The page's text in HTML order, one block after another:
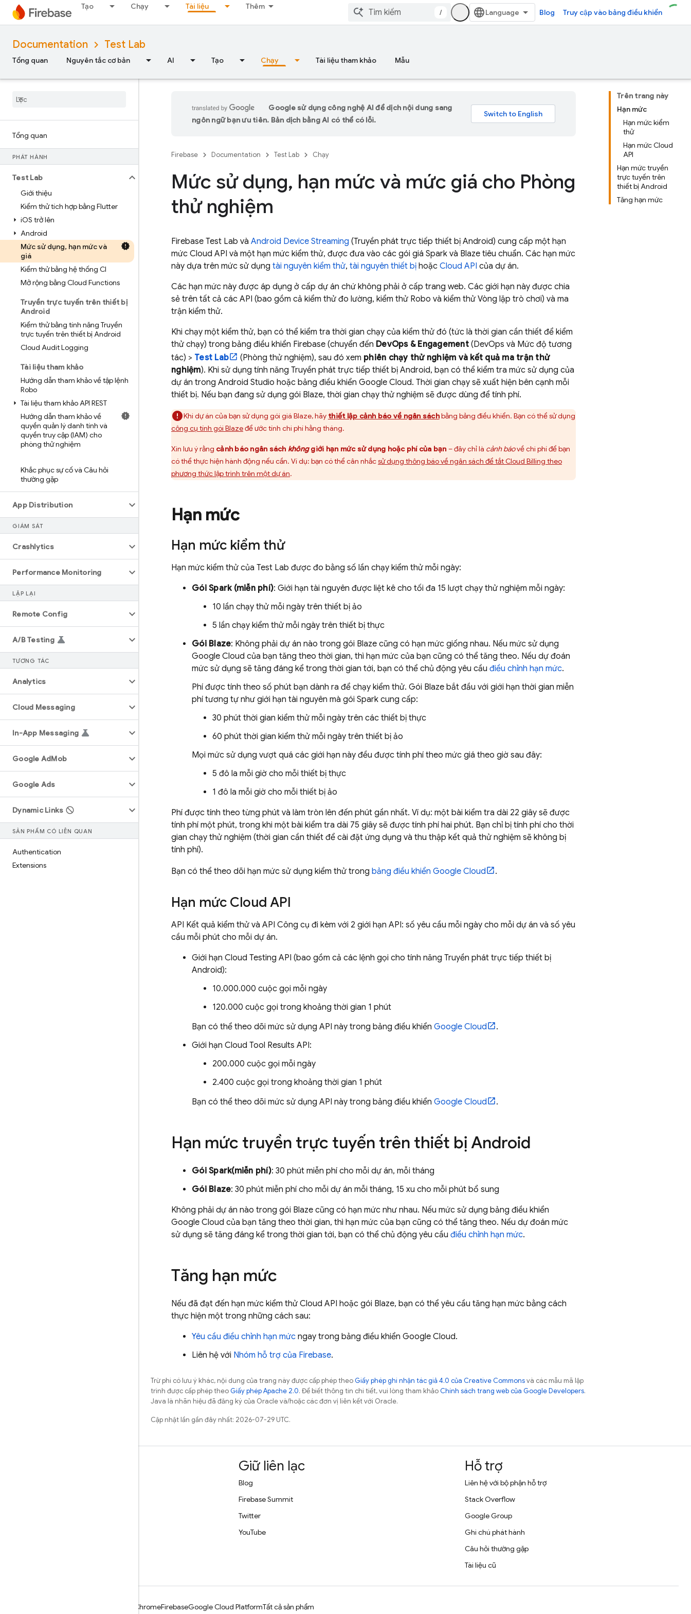
Tạo Chạy Tài liệu Thêm
/ Blog Truy cập vào bảng điều khiển
Documentation Test Lab
Tổng quan Nguyên tắc cơ bản AI Tạo Chạy Tài liệu tham khảo Mẫu
Tổng quan
PHÁT HÀNH
Test Lab
Giới thiệu
Kiểm thử tích hợp bằng Flutter
iOS trở lên
Android
Mức sử dụng, hạn mức và
giá
Kiểm thử bằng hệ thống CI
Mở rộng bằng Cloud Functions
Truyền trực tuyến trên thiết bị
Android
Kiểm thử bằng tính năng Truyền
trực tuyến trên thiết bị Android
Cloud Audit Logging
Tài liệu tham khảo
Hướng dẫn tham khảo về tập lệnh
Robo
Tài liệu tham khảo API REST
Hướng dẫn tham khảo về
quyền quản lý danh tính và
quyền truy cập (IAM) cho
phòng thử nghiệm
Khắc phục sự cố và Câu hỏi
thường gặp
App Distribution
GIÁM SÁT
Crashlytics
Performance Monitoring
LẶP LẠI
Remote Config
A/B Testing
TƯƠNG TÁC
Analytics
Cloud Messaging
In-App Messaging
Google AdMob
Google Ads
Dynamic Links
SẢN PHẨM CÓ LIÊN QUAN
Authentication
Extensions
Trên trang này
Hạn mức
Hạn mức kiểm
thử
Hạn mức Cloud
API
Hạn mức truyền
trực tuyến trên
thiết bị Android
Tăng hạn mức
Google sử dụng công nghệ AI để dịch nội dung sang
ngôn ngữ bạn ưu tiên. Bản dịch bằng AI có thể có lỗi.
Firebase Documentation Test Lab Chạy
Mức sử dụng, hạn mức và mức giá cho Phòng
thử nghiệm
Firebase Test Lab và Android Device Streaming (Truyền phát trực tiếp thiết bị Android) cung cấp một hạn
mức Cloud API và một hạn mức kiểm thử, được đưa vào các gói giá Spark và Blaze tiêu chuẩn. Các hạn mức
này dựa trên mức sử dụng tài nguyên kiểm thử, tài nguyên thiết bị hoặc Cloud API của dự án.
Các hạn mức này được áp dụng ở cấp dự án chứ không phải ở cấp trang web. Các giới hạn này được chia
sẻ trên tất cả các API (bao gồm cả kiểm thử đo lường, kiểm thử Robo và kiểm thử Vòng lặp trò chơi) và ma
trận kiểm thử.
Khi chạy một kiểm thử, bạn có thể kiểm tra thời gian chạy của kiểm thử đó (tức là thời gian cần thiết để kiểm
thử chạy) trong bảng điều khiển Firebase (chuyển đến DevOps & Engagement(DevOps và Mức độ tương
tác) > Test Lab (Phòng thử nghiệm), sau đó xem phiên chạy thử nghiệm và kết quả ma trận thử
nghiệm). Khi sử dụng tính năng Truyền phát trực tiếp thiết bị Android, bạn có thể kiểm tra mức sử dụng của
dự án trong Android Studio hoặc bảng điều khiển Google Cloud. Thời gian chạy sẽ xuất hiện bên cạnh mỗi
thiết bị. Nếu bạn đang sử dụng gói Blaze, thời gian chạy thử nghiệm sẽ được dùng để tính phí.
Khi dự án của bạn sử dụng gói giá Blaze, hãy thiết lập cảnh báo về ngân sáchbằng bảng điều khiển. Bạn có thể sử dụng
công cụ tính gói Blazeđể ước tính chi phí hằng tháng.
Xin lưu ý rằng cảnh báo ngân sách khônggiới hạn mức sử dụng hoặc phí của bạn – đây chỉ là cảnh báovề chi phí để bạn
có thể thực hiện hành động nếu cần. Ví dụ: bạn có thể cân nhắcsử dụng thông báo về ngân sách để tắtCloud Billing theo
phương thức lập trình trên một dự án.
Hạn mức
Hạn mức kiểm thử
Hạn mức kiểm thử của Test Lab được đo bằng số lần chạy kiểm thử mỗi ngày:
Gói Spark (miễn phí): Giới hạn tài nguyên được liệt kê cho tối đa 15 lượt chạy thử nghiệm mỗi ngày:
10 lần chạy thử mỗi ngày trên thiết bị ảo
5 lần chạy kiểm thử mỗi ngày trên thiết bị thực
Gói Blaze: Không phải dự án nào trong gói Blaze cũng có hạn mức giống nhau. Nếu mức sử dụng
Google Cloud của bạn tăng theo thời gian, thì hạn mức của bạn cũng có thể tăng theo. Nếu dự đoán
mức sử dụng sẽ tăng đáng kể trong thời gian tới, bạn có thể chủ động yêu cầu điều chỉnh hạn mức.
Phí được tính theo số phút bạn dành ra để chạy kiểm thử. Gói Blaze bắt đầu với giới hạn thời gian miễn
phí tương tự như giới hạn tài nguyên mà gói Spark cung cấp:
30 phút thời gian kiểm thử mỗi ngày trên các thiết bị thực
60 phút thời gian kiểm thử mỗi ngày trên thiết bị ảo
Mọi mức sử dụng vượt quá các giới hạn này đều được tính phí theo mức giá theo giờ sau đây:
5 đô la mỗi giờ cho mỗi thiết bị thực
1 đô la mỗi giờ cho mỗi thiết bị ảo
Phí được tính theo từng phút và làm tròn lên đến phút gần nhất. Ví dụ: một bài kiểm tra dài 22 giây sẽ được
tính phí một phút, trong khi một bài kiểm tra dài 75 giây sẽ được tính phí hai phút. Bạn chỉ bị tính phí cho thời
gian chạy thử nghiệm (thời gian cần thiết để cài đặt ứng dụng và thu thập kết quả thử nghiệm sẽ không bị
tính phí).
Bạn có thể theo dõi hạn mức sử dụng kiểm thử trong bảng điều khiển Google Cloud .
Hạn mức Cloud API
API Kết quả kiểm thử và API Công cụ đi kèm với 2 giới hạn API: số yêu cầu mỗi ngày cho mỗi dự án và số yêu
cầu mỗi phút cho mỗi dự án.
Giới hạn Cloud Testing API (bao gồm cả các lệnh gọi cho tính năng Truyền phát trực tiếp thiết bị
Android):
10.000.000 cuộc gọi mỗi ngày
120.000 cuộc gọi trong khoảng thời gian 1 phút
Bạn có thể theo dõi mức sử dụng API này trong bảng điều khiển Google Cloud
.
Giới hạn Cloud Tool Results API:
200.000 cuộc gọi mỗi ngày
2.400 cuộc gọi trong khoảng thời gian 1 phút
Bạn có thể theo dõi mức sử dụng API này trong bảng điều khiển Google Cloud .
Hạn mức truyền trực tuyến trên thiết bị Android
Gói Spark(miễn phí): 30 phút miễn phí cho mỗi dự án, mỗi tháng
Gói Blaze: 30 phút miễn phí cho mỗi dự án mỗi tháng, 15 xu cho mỗi phút bổ sung
Không phải dự án nào trong gói Blaze cũng có hạn mức như nhau. Nếu mức sử dụng bảng điều khiển
Google Cloud của bạn tăng theo thời gian, thì hạn mức của bạn cũng có thể tăng theo. Nếu dự đoán mức
sử dụng sẽ tăng đáng kể trong thời gian tới, bạn có thể chủ động yêu cầu điều chỉnh hạn mức.
Tăng hạn mức
Nếu đã đạt đến hạn mức kiểm thử Cloud API hoặc gói Blaze, bạn có thể yêu cầu tăng hạn mức bằng cách
thực hiện một trong những cách sau:
Yêu cầu điều chỉnh hạn mức ngay trong bảng điều khiển Google Cloud.
Liên hệ với Nhóm hỗ trợ của Firebase.
Trừ phi có lưu ý khác, nội dung của trang này được cấp phép theoGiấy phép ghi nhận tác giả 4.0 của Creative Commonsvà các mẫu mã lập
trình được cấp phép theoGiấy phép Apache 2.0. Để biết thông tin chi tiết, vui lòng tham khảoChính sách trang web của Google Developers.
Java là nhãn hiệu đã đăng ký của Oracle và/hoặc các đơn vị liên kết với Oracle.
Cập nhật lần gần đây nhất: 2026-07-29 UTC.
Giữ liên lạc
Blog
Firebase Summit
Twitter
YouTube
Hỗ trợ
Liên hệ với bộ phận hỗ trợ
Stack Overflow
Google Group
Ghi chú phát hành
Câu hỏi thường gặp
Tài liệu cũ
ChromeFirebaseGoogle Cloud PlatformTất cả sản phẩm